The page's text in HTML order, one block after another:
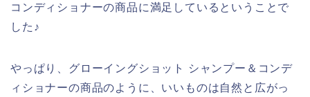
コンディショナーの商品に満足しているということで
した♪
やっぱり、グローイングショット シャンプー＆コンデ
ィショナーの商品のように、いいものは自然と広がっ